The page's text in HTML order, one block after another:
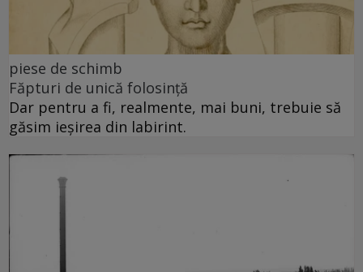
piese de schimb
Făpturi de unică folosință
Dar pentru a fi, realmente, mai buni, trebuie să
găsim ieșirea din labirint.